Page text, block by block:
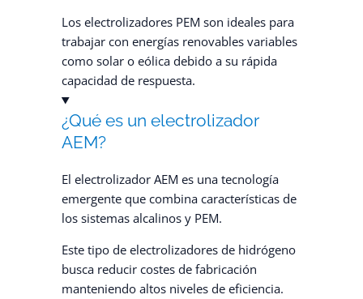
Los electrolizadores PEM son ideales para
trabajar con energías renovables variables
como solar o eólica debido a su rápida
capacidad de respuesta.
¿Qué es un electrolizador
AEM?
El electrolizador AEM es una tecnología
emergente que combina características de
los sistemas alcalinos y PEM.
Este tipo de electrolizadores de hidrógeno
busca reducir costes de fabricación
manteniendo altos niveles de eficiencia.